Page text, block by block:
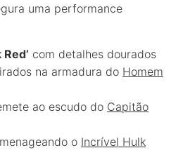
uma performance
com detalhes dourados
na armadura do Homem
ao escudo do Capitão
o Incrível Hulk